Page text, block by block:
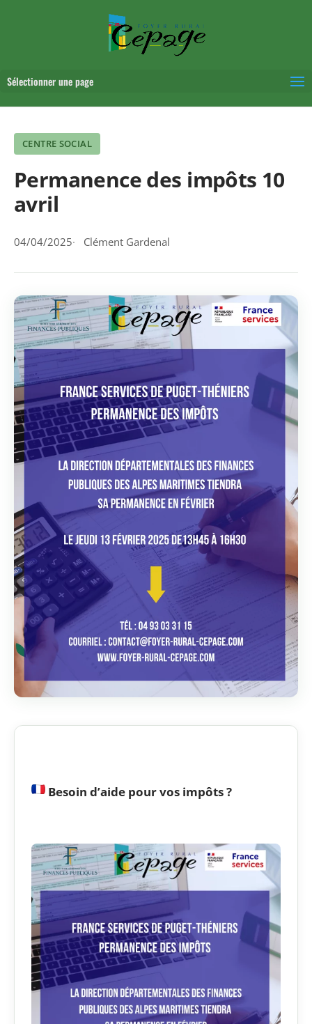
Sélectionner une page
CENTRE SOCIAL
Permanence des impôts 10
avril
04/04/2025 Clément Gardenal
Besoin d’aide pour vos impôts ?